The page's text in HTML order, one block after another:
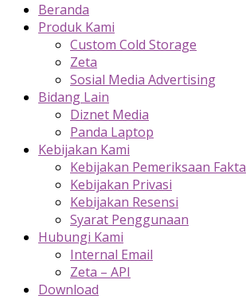
Beranda
Produk Kami
Custom Cold Storage
Zeta
Sosial Media Advertising
Bidang Lain
Diznet Media
Panda Laptop
Kebijakan Kami
Kebijakan Pemeriksaan Fakta
Kebijakan Privasi
Kebijakan Resensi
Syarat Penggunaan
Hubungi Kami
Internal Email
Zeta – API
Download